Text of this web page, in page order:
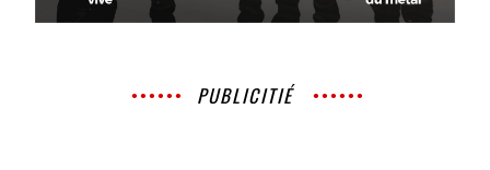
PUBLICITIÉ